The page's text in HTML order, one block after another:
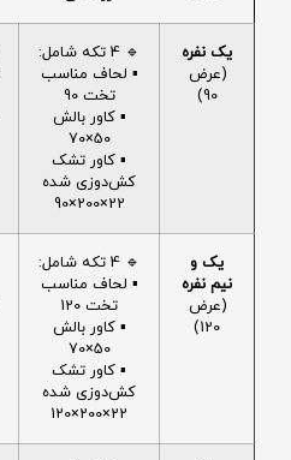
یک نفره
(عرض
90)
🔹 4 تکه شامل:
▪️ لحاف مناسب
تخت 90
▪️ کاور بالش
50×70
▪️ کاور تشک
کش‌دوزی شده
22×200×90
یک و
نیم نفره
(عرض
120)
🔹 4 تکه شامل:
▪️ لحاف مناسب
تخت 120
▪️ کاور بالش
50×70
▪️ کاور تشک
کش‌دوزی شده
22×200×120